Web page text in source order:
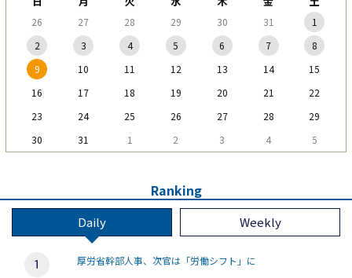
26 27 28 29 30 31
1
2
3 4 5 6 7
8
9
10 11 12 13 14
15
16
17 18 19 20 21
22
23
24 25 26 27 28
29
30
31 1 2 3 4 5
Ranking
Daily Weekly
厚労省幹部人事、次官は「労働シフト」に